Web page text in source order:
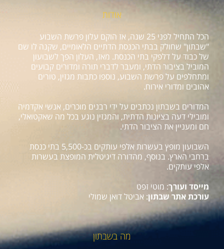
אודות
הכל התחיל לפני 25 שנה, אז הוקם עלון פרשת השבוע
"שבתון" שחולק בבתי הכנסת הדתיים הלאומיים, שקנה לו שם
של כבוד על דלפקי בתי הכנסת. מאז, העלון הפך לשבועון
המוביל בציבור הדתי, ומעבר לדברי תורה ומדורים קבועים
ומתחלפים על פרשת השבוע, נוספו כתבות מגזין, טורים
אהובים ומדורי אירוח.
המדורים בשבתון נכתבים על ידי רבנים מוכרים, אנשי אקדמיה
ומובילי דעה בציונות הדתית, והמגזין נוגע בכל מה שאקטואלי,
חם ומעניין את הציבור הדתי.
השבועון מופץ בעשרות אלפי עותקים בכ-5,500 בתי כנסת
ברחבי הארץ. בנוסף, מהדורה דיגיטלית המופצת בעשרות
אלפי עותקים.
מייסד ועורך: מוטי זפט
עורכת אתר שבתון: אביטל דואן שמולי
מה בשבתון